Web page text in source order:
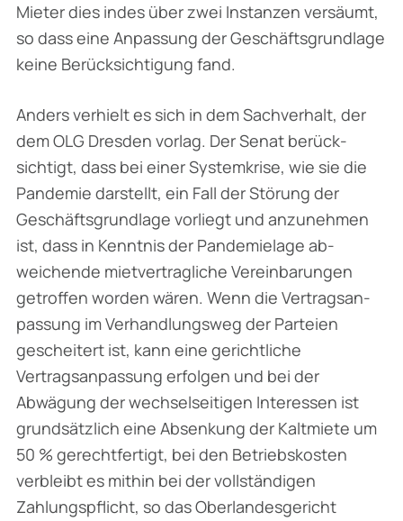
Mieter dies indes über zwei Instanzen versäumt,
so dass eine Anpassung der Geschäftsgrundlage
keine Berücksichtigung fand.
Anders verhielt es sich in dem Sachverhalt, der
dem OLG Dresden vorlag. Der Senat berück­
sichtigt, dass bei einer Systemkrise, wie sie die
Pandemie darstellt, ein Fall der Störung der
Geschäftsgrundlage vorliegt und anzunehmen
ist, dass in Kenntnis der Pandemielage ab­
weichende mietvertragliche Vereinbarungen
getroffen worden wären. Wenn die Vertragsan­
passung im Verhandlungsweg der Parteien
gescheitert ist, kann eine gerichtliche
Vertragsan­passung erfolgen und bei der
Abwägung der wechselseitigen Interessen ist
grundsätzlich eine Absenkung der Kaltmiete um
50 % gerechtfertigt, bei den Betriebskosten
verbleibt es mithin bei der vollständigen
Zahlungspflicht, so das Oberlandesgericht